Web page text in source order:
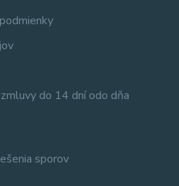
do 14 dní odo dňa
sporov